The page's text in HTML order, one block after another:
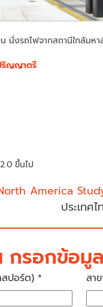
นั่งรถไฟจากสถานีใกล้มห
ริญญาตรี
ขึ้นไป
America
ประเทศไ
กรอกข้อมู
ปอร์ต) * สา